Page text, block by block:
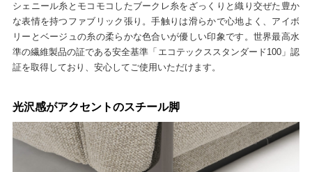
シェニール糸とモコモコしたブークレ糸をざっくりと織り交ぜた豊か
な表情を持つファブリック張り。手触りは滑らかで心地よく、アイボ
リーとベージュの糸の柔らかな色合いが優しい印象です。世界最高水
準の繊維製品の証である安全基準「エコテックススタンダード100」認
証を取得しており、安心してご使用いただけます。
光沢感がアクセントのスチール脚